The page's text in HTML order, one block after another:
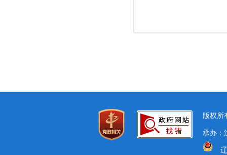
版权所
承办：